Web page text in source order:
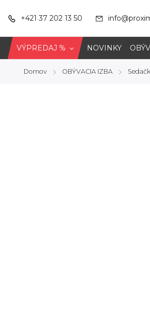
+421 37 202 13 50
VÝPREDAJ % NOVINKY
Domov / OBÝVACIA IZBA /